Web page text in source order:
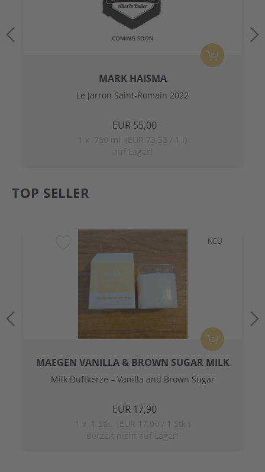
MARK HAISMA
Le Jarron Saint-Romain 2022
EUR 55,00
TOP SELLER
NEU
MAEGEN VANILLA & BROWN SUGAR MILK
CANDLE
Milk Duftkerze – Vanilla and Brown Sugar
EUR 17,90